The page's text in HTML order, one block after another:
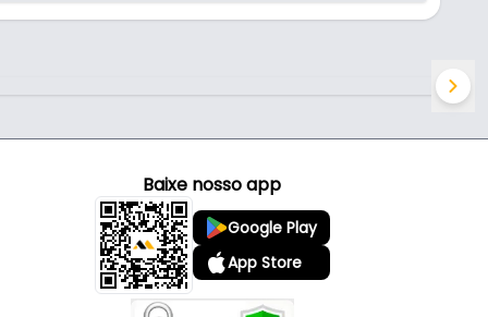
Baixe nosso app
Google Play
App Store